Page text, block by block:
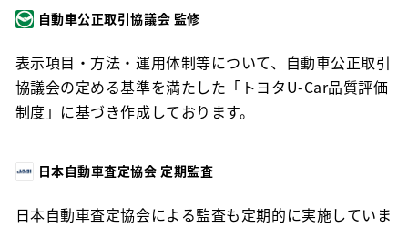
自動車公正取引協議会 監修
表示項目・方法・運用体制等について、自動車公正取引
協議会の定める基準を満たした「トヨタU-Car品質評価
制度」に基づき作成しております。
日本自動車査定協会 定期監査
日本自動車査定協会による監査も定期的に実施していま